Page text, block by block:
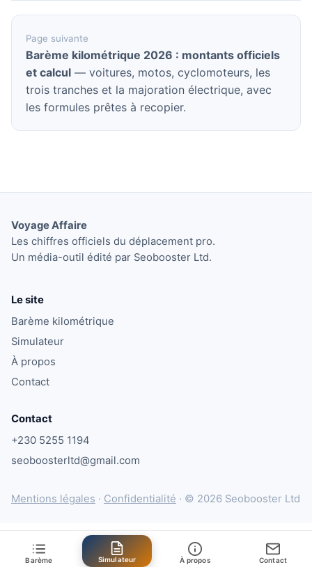
Page suivante
Barème kilométrique 2026 : montants officiels
et calcul — voitures, motos, cyclomoteurs, les
trois tranches et la majoration électrique, avec
les formules prêtes à recopier.
Voyage Affaire
Les chiffres officiels du déplacement pro.
Un média-outil édité par Seobooster Ltd.
Le site
Barème kilométrique
Simulateur
À propos
Contact
Contact
+230 5255 1194
seoboosterltd@gmail.com
Mentions légales · Confidentialité · © 2026 Seobooster Ltd
Barème Simulateur À propos Contact